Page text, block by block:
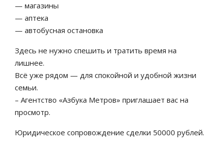
— магазины
— аптека
— автобусная остановка
Здесь не нужно спешить и тратить время на
лишнее.
Всё уже рядом — для спокойной и удобной жизни
семьи.
– Агентство «Азбука Метров» приглашает вас на
просмотр.
Юридическое сопровождение сделки 50000 рублей.